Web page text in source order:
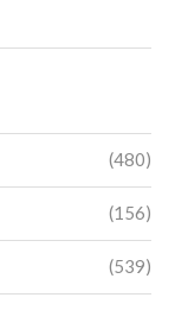
(480)
(156)
(539)